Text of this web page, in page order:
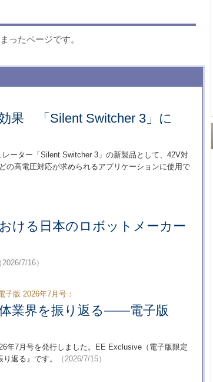
ったページです。
果 「Silent Switcher 3」に
ーター「Silent Switcher 3」の新製品として、42V対
の高電圧対応が求められるアプリケーションに使用で
ける日本のロボットメーカー
2026/7/16）
子版 2026年7月号：
業界を振り返る――電子版
年7月号を発行しました。EE Exclusive（電子版限定
返る』です。
（2026/7/15）